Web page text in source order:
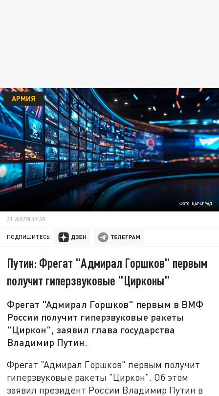
ФОТО: ЦАРЬГРАД
АРМИЯ
31 ИЮЛЯ 12:38
ПОДПИШИТЕСЬ:
Путин: Фрегат "Адмирал Горшков" первым
получит гиперзвуковые "Цирконы"
Фрегат "Адмирал Горшков" первым в ВМФ
России получит гиперзвуковые ракеты
"Циркон", заявил глава государства
Владимир Путин.
Фрегат "Адмирал Горшков" первым получит
гиперзвуковые ракеты "Циркон". Об этом
заявил президент России Владимир Путин в